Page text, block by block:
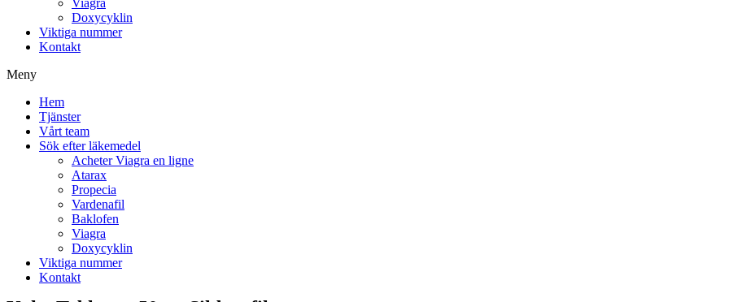
Viagra
Doxycyklin
Viktiga nummer
Kontakt
Meny
Hem
Tjänster
Vårt team
Sök efter läkemedel
Acheter Viagra en ligne
Atarax
Propecia
Vardenafil
Baklofen
Viagra
Doxycyklin
Viktiga nummer
Kontakt